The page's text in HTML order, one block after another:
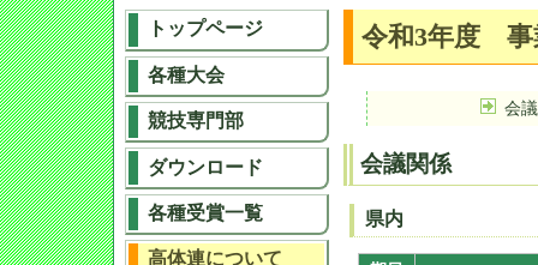
令和3年度 事
会
会議関係
県内
トップページ
各種大会
競技専門部
ダウンロード
各種受賞一覧
高体連について